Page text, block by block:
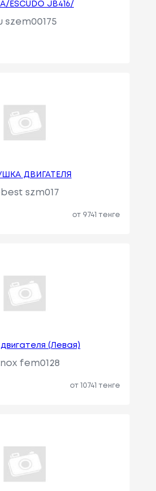
ESCUDO JB416/
szem00175
ДВИГАТЕЛЯ
szm017
от 9741 тенге
(Левая)
fem0128
от 10741 тенге